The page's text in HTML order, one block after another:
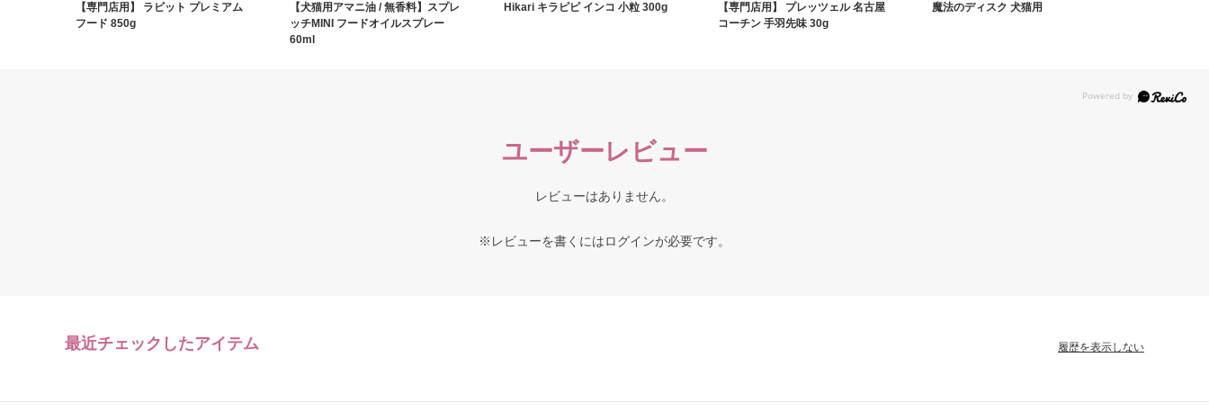
【専門店用】 ラビット プレミアム
フード 850g
【犬猫用アマニ油 / 無香料】スプレ
ッチMINI フードオイルスプレー
60ml
Hikari キラピピ インコ 小粒 300g
【専門店用】 プレッツェル 名古屋
コーチン 手羽先味 30g
魔法のディスク 犬猫用
ユーザーレビュー
レビューはありません。
※レビューを書くにはログインが必要です。
最近チェックしたアイテム 履歴を表示しない